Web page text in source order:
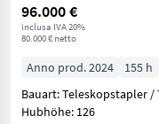
96.000 €
inclusa IVA 20%
80.000 € netto
Anno prod. 2024 155 h
Bauart: Teleskopstapler /
Hubhöhe: 126